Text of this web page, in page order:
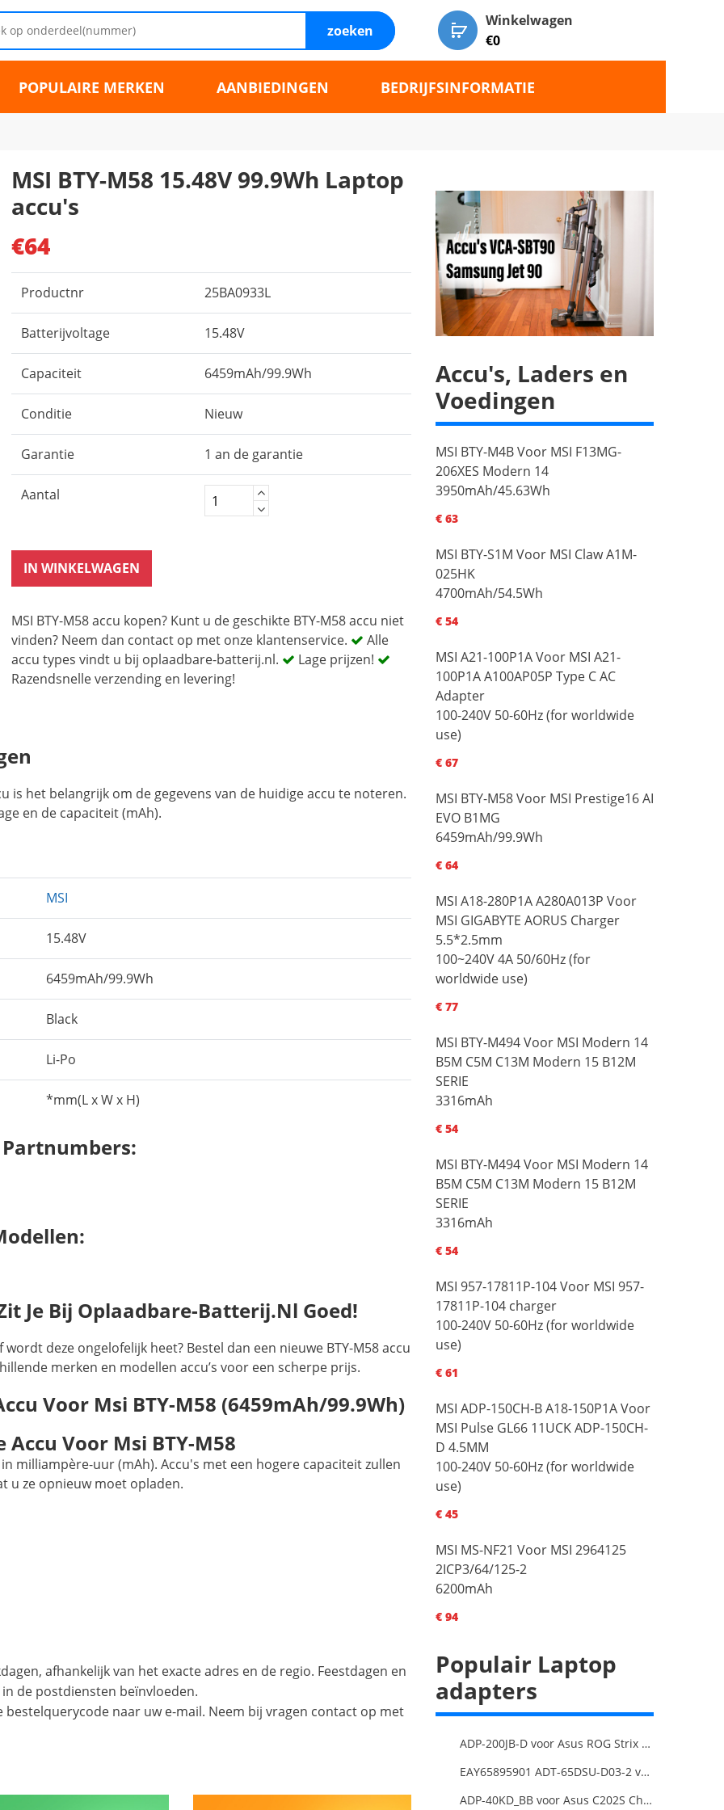
zoeken
Winkelwagen
€0
POPULAIRE MERKEN AANBIEDINGEN BEDRIJFSINFORMATIE
MSI BTY-M58 15.48V 99.9Wh Laptop
accu's
€64
Productnr 25BA0933L
Batterijvoltage 15.48V
Capaciteit 6459mAh/99.9Wh
Conditie Nieuw
Garantie 1 an de garantie
Aantal
IN WINKELWAGEN
MSI BTY-M58 accu kopen? Kunt u de geschikte BTY-M58 accu niet
vinden? Neem dan contact op met onze klantenservice.
Alle
accu types vindt u bij oplaadbare-batterij.nl.
Lage prijzen!
Razendsnelle verzending en levering!
is het belangrijk om de gegevens van de huidige accu te noteren.
en de capaciteit (mAh).
MSI
15.48V
6459mAh/99.9Wh
Black
Li-Po
*mm(L x W x H)
Partnumbers:
Je Bij Oplaadbare-Batterij.nl Goed!
deze ongelofelijk heet? Bestel dan een nieuwe BTY-M58 accu
merken en modellen accu’s voor een scherpe prijs.
Voor Msi BTY-M58 (6459mAh/99.9Wh)
Voor Msi BTY-M58
milliampère-uur (mAh). Accu's met een hogere capaciteit zullen
u ze opnieuw moet opladen.
afhankelijk van het exacte adres en de regio. Feestdagen en
de postdiensten beïnvloeden.
naar uw e-mail. Neem bij vragen contact op met
Accu's, Laders en
Voedingen
MSI BTY-M4B Voor MSI F13MG-
206XES Modern 14
3950mAh/45.63Wh
€ 63
MSI BTY-S1M Voor MSI Claw A1M-
025HK
4700mAh/54.5Wh
€ 54
MSI A21-100P1A Voor MSI A21-
100P1A A100AP05P Type C AC
Adapter
100-240V 50-60Hz (for worldwide
use)
€ 67
MSI BTY-M58 Voor MSI Prestige16 AI
EVO B1MG
6459mAh/99.9Wh
€ 64
MSI A18-280P1A A280A013P Voor
MSI GIGABYTE AORUS Charger
5.5*2.5mm
100~240V 4A 50/60Hz (for
worldwide use)
€ 77
MSI BTY-M494 Voor MSI Modern 14
B5M C5M C13M Modern 15 B12M
SERIE
3316mAh
€ 54
MSI BTY-M494 Voor MSI Modern 14
B5M C5M C13M Modern 15 B12M
SERIE
3316mAh
€ 54
MSI 957-17811P-104 Voor MSI 957-
17811P-104 charger
100-240V 50-60Hz (for worldwide
use)
€ 61
MSI ADP-150CH-B A18-150P1A Voor
MSI Pulse GL66 11UCK ADP-150CH-
D 4.5MM
100-240V 50-60Hz (for worldwide
use)
€ 45
MSI MS-NF21 Voor MSI 2964125
2ICP3/64/125-2
6200mAh
€ 94
Populair Laptop
adapters
ADP-200JB-D voor Asus ROG Strix G17 G713IE G713IE-HX002W
EAY65895901 ADT-65DSU-D03-2 voor LG gram 15Z90P-K.ARB6U1 16T90P, LG gram 15Z90Q 16Z90Q 17Z90Q16Z95PD Series
ADP-40KD_BB voor Asus C202S Chromebook